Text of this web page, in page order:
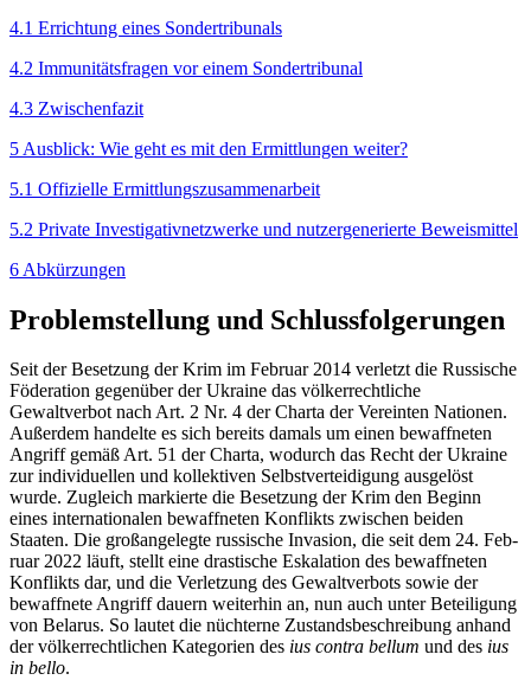
4.1 Errichtung eines Sondertribunals
4.2 Immunitätsfragen vor einem Sondertribunal
4.3 Zwischenfazit
5 Ausblick: Wie geht es mit den Ermittlungen weiter?
5.1 Offizielle Ermittlungszusammenarbeit
5.2 Private Investigativnetzwerke und nutzergenerierte Beweismittel
6 Abkürzungen
Problemstellung und Schlussfolgerungen
Seit der Besetzung der Krim im Februar 2014 verletzt die Russische
Föderation gegenüber der Ukraine das völkerrechtliche
Gewaltverbot nach Art. 2 Nr. 4 der Charta der Vereinten Nationen.
Außerdem handelte es sich bereits damals um einen bewaffneten
Angriff gemäß Art. 51 der Charta, wodurch das Recht der Ukraine
zur individuellen und kollektiven Selbst­verteidigung ausgelöst
wurde. Zugleich markierte die Besetzung der Krim den Beginn
eines internationalen bewaffneten Konflikts zwischen beiden
Staaten. Die großangelegte russische Invasion, die seit dem 24. Feb­
ruar 2022 läuft, stellt eine drastische Eskalation des bewaffneten
Konflikts dar, und die Verletzung des Gewaltverbots sowie der
bewaffnete Angriff dauern weiterhin an, nun auch unter Beteiligung
von Bela­­rus. So lautet die nüchterne Zustandsbeschreibung anhand
der völkerrechtlichen Kategorien des ius contra bellum und des ius
in bello.